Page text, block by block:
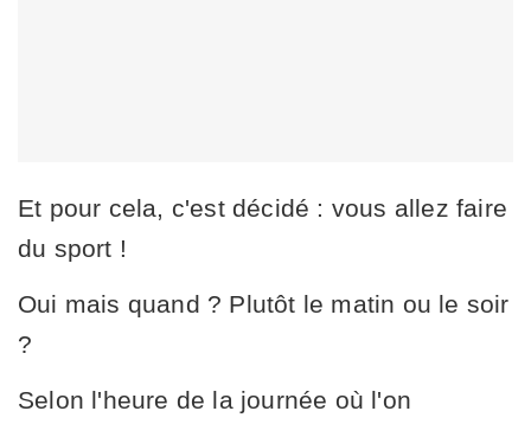
Et pour cela, c'est décidé : vous allez faire
du sport !
Oui mais quand ? Plutôt le matin ou le soir
?
Selon l'heure de la journée où l'on